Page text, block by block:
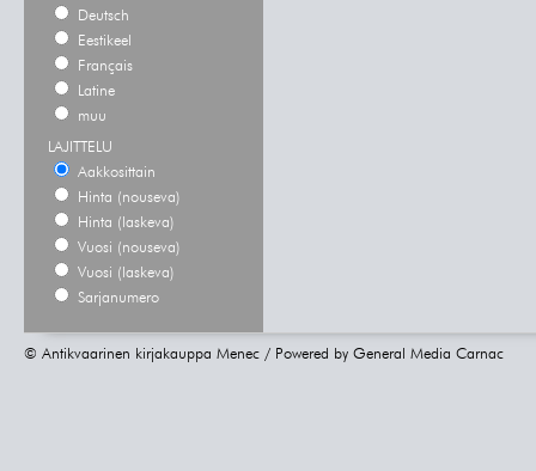
Deutsch
Eestikeel
Français
Latine
muu
LAJITTELU
Aakkosittain
Hinta (nouseva)
Hinta (laskeva)
Vuosi (nouseva)
Vuosi (laskeva)
Sarjanumero
© Antikvaarinen kirjakauppa Menec / Powered by General Media Carnac